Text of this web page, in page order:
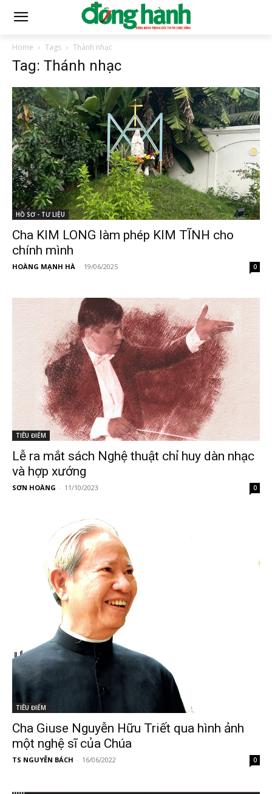
Home Tags Thánh nhạc
Tag: Thánh nhạc
HỒ SƠ - TƯ LIỆU
Cha KIM LONG làm phép KIM TĨNH cho
chính mình
HOÀNG MẠNH HÀ - 19/06/2025 0
TIÊU ĐIỂM
Lễ ra mắt sách Nghệ thuật chỉ huy dàn nhạc
và hợp xướng
SƠN HOÀNG - 11/10/2023 0
TIÊU ĐIỂM
Cha Giuse Nguyễn Hữu Triết qua hình ảnh
một nghệ sĩ của Chúa
TS NGUYỄN BÁCH - 16/06/2022 0